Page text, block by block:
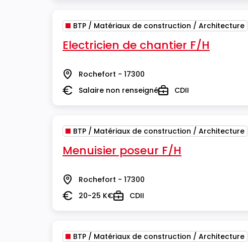
BTP / Matériaux de construction / Architecture
Electricien de chantier F/H
Lieu Rochefort - 17300
SalaireSalaire non renseignéTypeCDII
BTP / Matériaux de construction / Architecture
Menuisier poseur F/H
Lieu Rochefort - 17300
Salaire20-25 K€TypeCDII
BTP / Matériaux de construction / Architecture